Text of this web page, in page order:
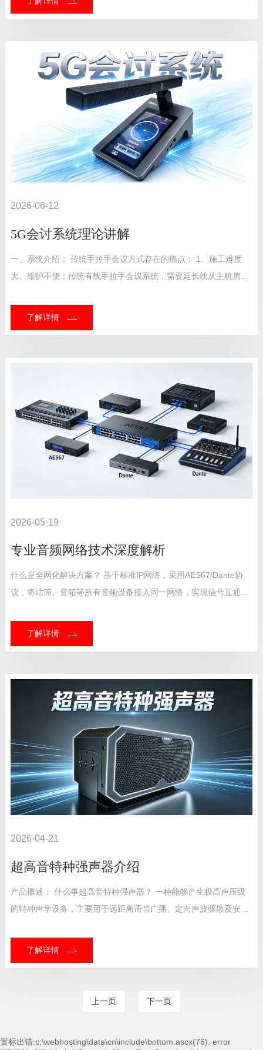
2026-06-12
5G会讨系统理论讲解
一、系统介绍： 传统手拉手会议方式存在的痛点： 1、施工难度
大。维护不便：传统有线手拉手会议系统，需要延长线从主机房拉
了解详情
2026-05-19
专业音频网络技术深度解析
什么是全网化解决方案？ 基于标准IP网络，采用AES67/Dante协
议，将话筒、音箱等所有音频设备接入同一网络，实现信号互通与
了解详情
2026-04-21
超高音特种强声器介绍
产品概述： 什么事超高音特种强声器？ 一种能够产生极高声压级
的特种声学设备，主要用于远距离语音广播、定向声波驱散及安全
了解详情
上一页 下一页
置标出错:c:\webhosting\data\cn\include\bottom.ascx(76): error